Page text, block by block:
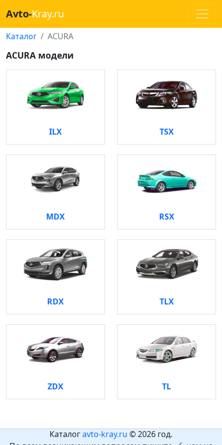
Avto-Kray.ru
Каталог ACURA
ACURA модели
ILX TSX
MDX RSX
RDX TLX
ZDX TL
Каталогavto-kray.ru © 2026 год.